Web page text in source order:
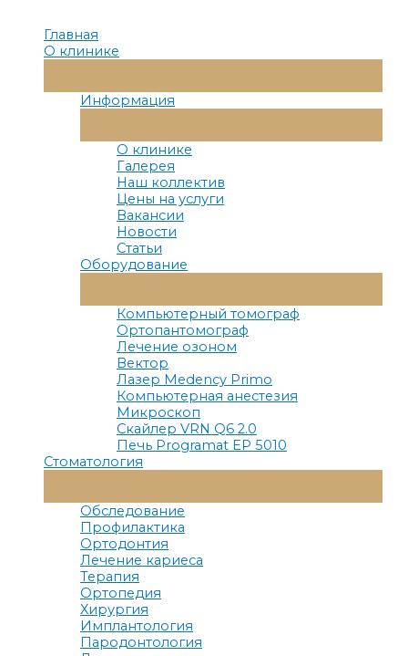
Главная
О клинике
Меню
Информация
Меню
О клинике
Галерея
Наш коллектив
Цены на услуги
Вакансии
Новости
Статьи
Оборудование
Меню
Компьютерный томограф
Ортопантомограф
Лечение озоном
Вектор
Лазер Medency Primo
Компьютерная анестезия
Микроскоп
Скайлер VRN Q6 2.0
Печь Programat EP 5010
Стоматология
Меню
Обследование
Профилактика
Ортодонтия
Лечение кариеса
Терапия
Ортопедия
Хирургия
Имплантология
Пародонтология